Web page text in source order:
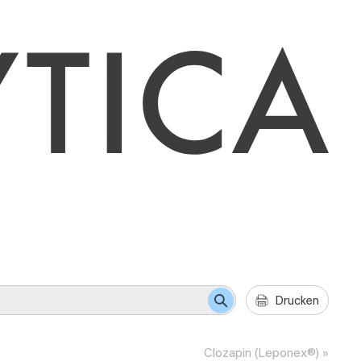
Drucken
Clozapin (Leponex®)